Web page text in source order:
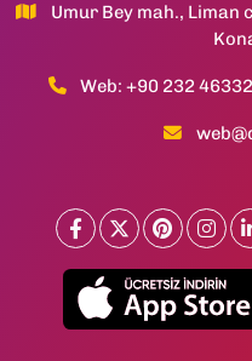
Umur Bey mah., Liman
Web: +90 232